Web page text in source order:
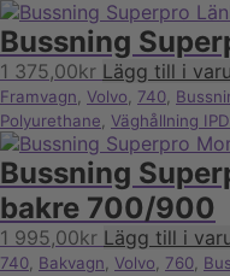
Bussning
1 375,00kr Lägg till i
Framvagn Volvo 740
Polyurethane Väghållning
Bussning
bakre 700/900
1 995,00kr Lägg till i
740 Bakvagn Volvo 760